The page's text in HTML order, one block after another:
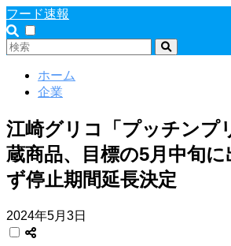
フード速報
ホーム
企業
江崎グリコ「プッチンプ
蔵商品、目標の5月中旬に
ず停止期間延長決定
2024年5月3日